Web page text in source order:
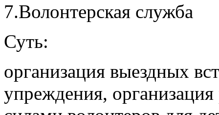
7.Волонтерская служба
Суть:
организация выездных
упреждения,